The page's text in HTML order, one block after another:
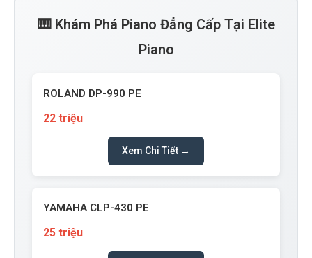
🎹 Khám Phá Piano Đẳng Cấp Tại Elite
Piano
ROLAND DP-990 PE
22 triệu
Xem Chi Tiết →
YAMAHA CLP-430 PE
25 triệu